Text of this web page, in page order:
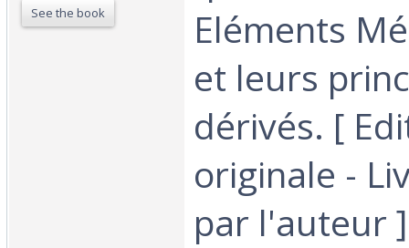
See the book
Eléments
et leurs
dérivés. [
originale -
par l'auteur ]‎